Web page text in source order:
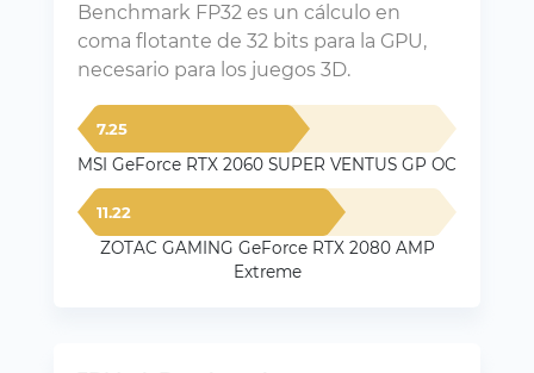
Benchmark FP32 es un cálculo en
coma flotante de 32 bits para la GPU,
necesario para los juegos 3D.
7.25
MSI GeForce RTX 2060 SUPER VENTUS GP OC
11.22
ZOTAC GAMING GeForce RTX 2080 AMP
Extreme